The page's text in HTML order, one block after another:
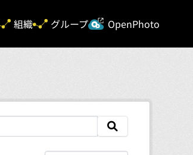
組織 グループ OpenPhoto